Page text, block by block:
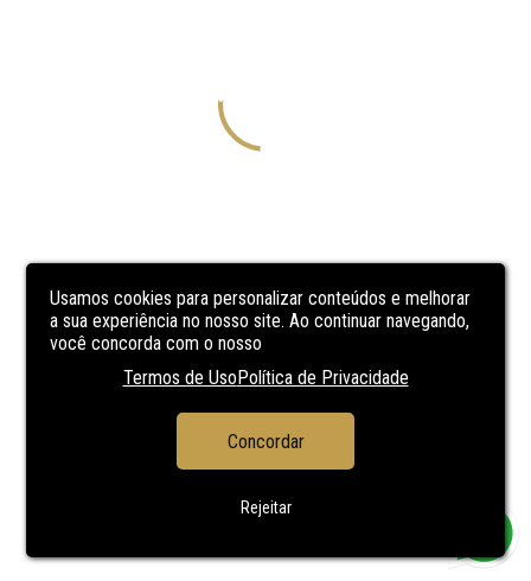
Usamos cookies para personalizar conteúdos e melhorar
a sua experiência no nosso site. Ao continuar navegando,
você concorda com o nosso
Termos de UsoPolítica de Privacidade
Concordar
Rejeitar